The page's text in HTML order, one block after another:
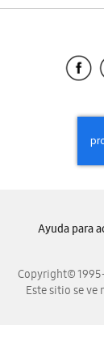
Copyright©
Este sitio se ve
Ayuda para